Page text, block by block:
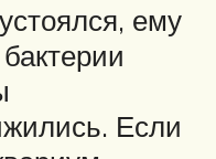
ему
Если